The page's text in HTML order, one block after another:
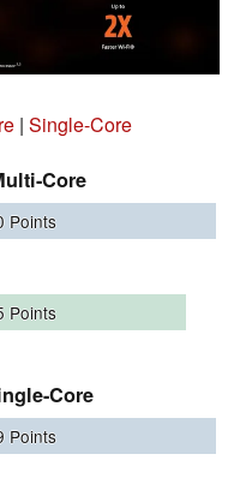
| Single-Core
Core
Points
Points
Core
Points